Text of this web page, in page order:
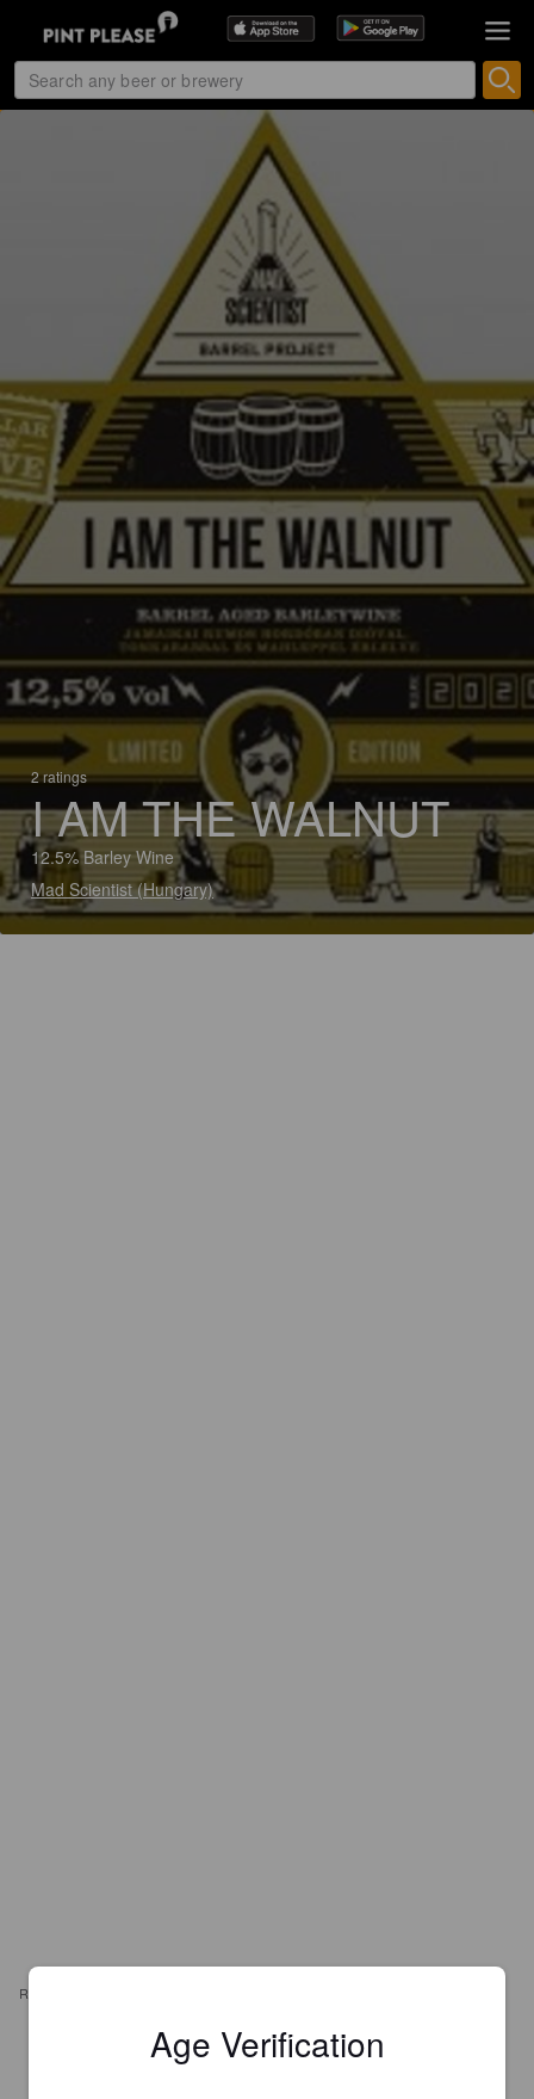
2 ratings
I AM THE WALNUT
12.5% Barley Wine
Mad Scientist (Hungary)
REVIEWS
SIMONDÖNDER
Age Verification